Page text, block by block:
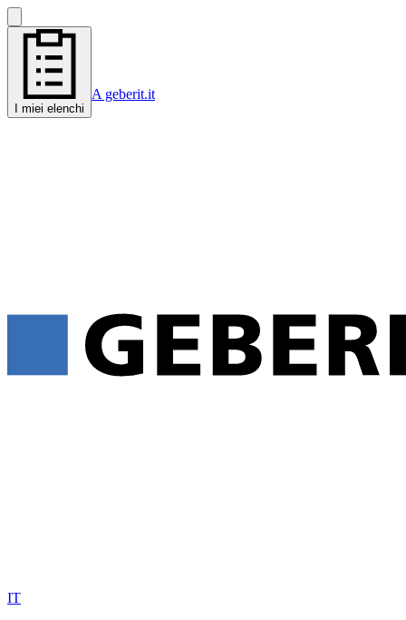
I miei elenchi
A geberit.it
IT